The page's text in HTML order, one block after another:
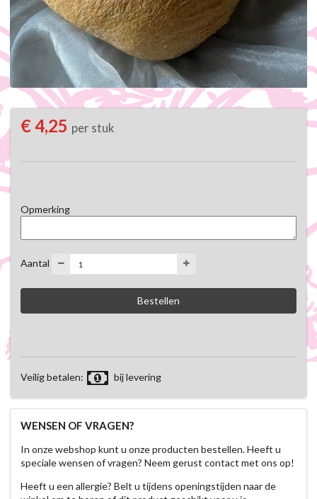
€ 4,25 per stuk
Opmerking
Aantal
Veilig betalen: bij levering
WENSEN OF VRAGEN?
In onze webshop kunt u onze producten bestellen. Heeft u
speciale wensen of vragen? Neem gerust contact met ons op!
Heeft u een allergie? Belt u tijdens openingstijden naar de